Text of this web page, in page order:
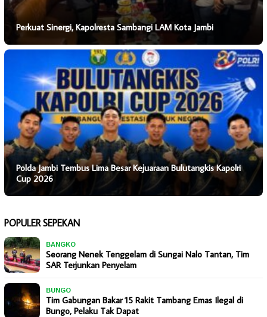
Perkuat Sinergi, Kapolresta Sambangi LAM Kota Jambi
Polda Jambi Tembus Lima Besar Kejuaraan Bulutangkis Kapolri
Cup 2026
POPULER SEPEKAN
BANGKO
Seorang Nenek Tenggelam di Sungai Nalo Tantan, Tim
SAR Terjunkan Penyelam
BUNGO
Tim Gabungan Bakar 15 Rakit Tambang Emas Ilegal di
Bungo, Pelaku Tak Dapat